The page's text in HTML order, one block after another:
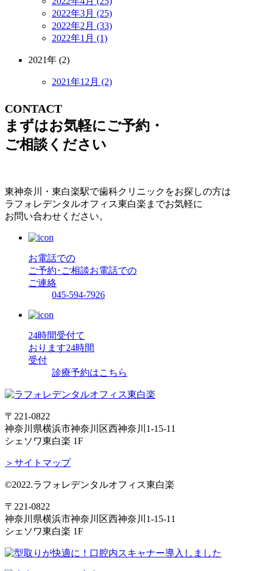
2022年3月 (25)
2022年2月 (33)
2022年1月 (1)
2021年 (2)
2021年12月 (2)
CONTACT
まずはお気軽にご予約・
ご相談ください
東神奈川・東白楽駅で歯科クリニックをお探しの方は
ラフォレデンタルオフィス東白楽までお気軽に
お問い合わせください。
お電話での
ご予約･ご相談お電話での
ご連絡
045-594-7926
24時間受付て
おります24時間
受付
診療予約はこちら
〒221-0822
神奈川県横浜市神奈川区西神奈川1-15-11
シェソワ東白楽 1F
＞サイトマップ
©2022.ラフォレデンタルオフィス東白楽
〒221-0822
神奈川県横浜市神奈川区西神奈川1-15-11
シェソワ東白楽 1F